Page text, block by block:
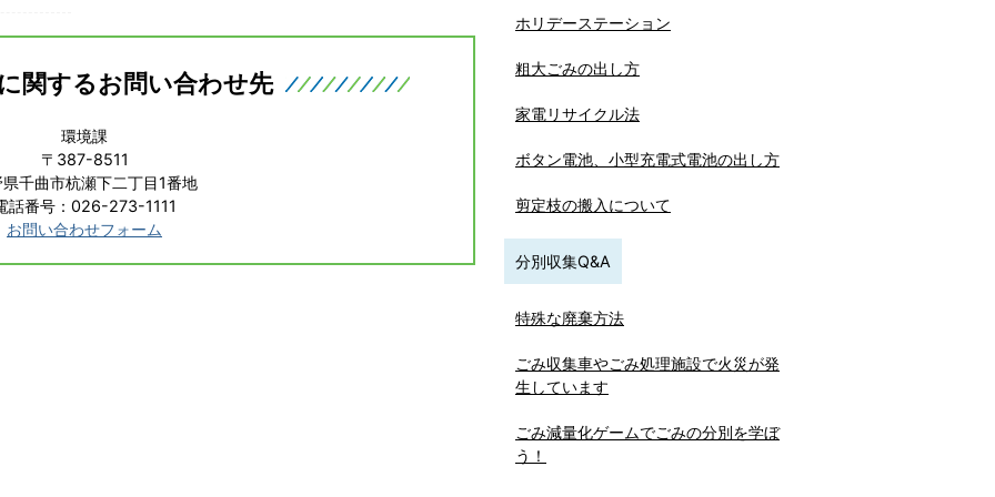
関するお問い合わせ先
環境課
〒387-8511
千曲市杭瀬下二丁目1番地
話番号：026-273-1111
お問い合わせフォーム
ホリデーステーション
粗大ごみの出し方
家電リサイクル法
ボタン電池、小型充電式電池の出し方
剪定枝の搬入について
分別収集Q&A
特殊な廃棄方法
ごみ収集車やごみ処理施設で火災が発
生しています
ごみ減量化ゲームでごみの分別を学ぼ
う！